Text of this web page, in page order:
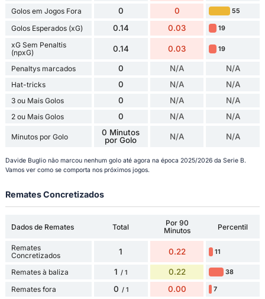
Golos em Jogos Fora 0 0 55
Golos Esperados (xG) 0.14 0.03 19
xG Sem Penaltis
(npxG)
0.14 0.03 19
Penaltys marcados 0 N/A N/A
Hat-tricks 0 N/A N/A
3 ou Mais Golos 0 N/A N/A
2 ou Mais Golos 0 N/A N/A
Minutos por Golo
0 Minutos
por Golo
N/A N/A
Davide Buglio não marcou nenhum golo até agora na época 2025/2026 da Serie B.
Vamos ver como se comporta nos próximos jogos.
Remates Concretizados
Dados de Remates Total
Por 90
Minutos
Percentil
Remates
Concretizados
1 0.22 11
Remates à baliza 1 / 1 0.22 38
Remates fora 0 / 1 0.00 7